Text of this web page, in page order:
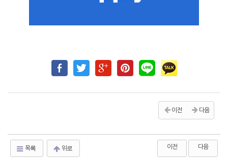
이전 다음
목록 위로 이전 다음